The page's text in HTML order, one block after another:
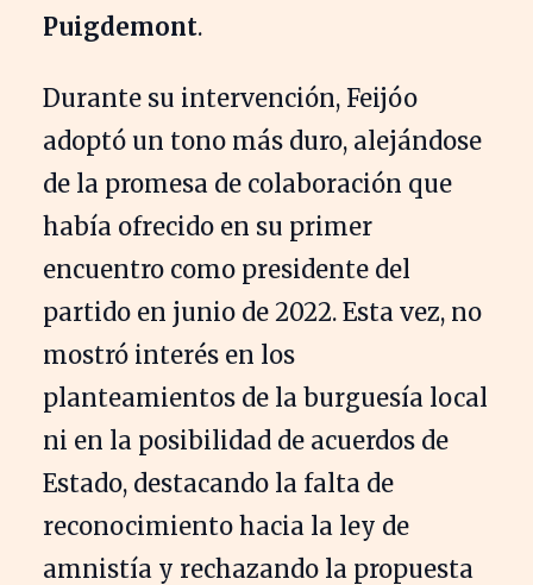
Puigdemont.
Durante su intervención, Feijóo
adoptó un tono más duro, alejándose
de la promesa de colaboración que
había ofrecido en su primer
encuentro como presidente del
partido en junio de 2022. Esta vez, no
mostró interés en los
planteamientos de la burguesía local
ni en la posibilidad de acuerdos de
Estado, destacando la falta de
reconocimiento hacia la ley de
amnistía y rechazando la propuesta